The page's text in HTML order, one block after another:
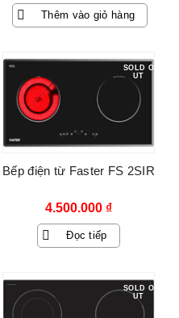
là:
tại
Thêm vào giỏ hàng
SOLD O
UT
Bếp điện từ Faster FS 2SIR
4.500.000 ₫
Đọc tiếp
SOLD O
UT